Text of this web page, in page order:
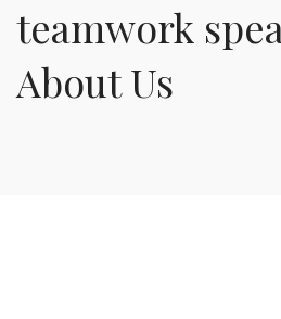
teamwork
About Us